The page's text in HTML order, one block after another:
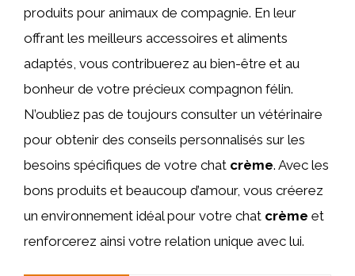
produits pour animaux de compagnie. En leur
offrant les meilleurs accessoires et aliments
adaptés, vous contribuerez au bien-être et au
bonheur de votre précieux compagnon félin.
N’oubliez pas de toujours consulter un vétérinaire
pour obtenir des conseils personnalisés sur les
besoins spécifiques de votre chat crème. Avec les
bons produits et beaucoup d’amour, vous créerez
un environnement idéal pour votre chat crème et
renforcerez ainsi votre relation unique avec lui.